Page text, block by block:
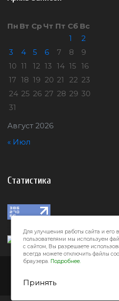
Август 2026
Пн Вт Ср Чт Пт Сб Вс
1
2
3
4 5 6 7 8
9
10 11 12 13 14 15 16
17 18 19 20 21 22 23
24 25 26 27 28 29 30
31
« Июл
Статистика
Для улучшения работы сайта и его
пользователями мы используем
с сайтом, Вы разрешаете
всегда можете отключить файлы
браузера. Подробнее.
Принять